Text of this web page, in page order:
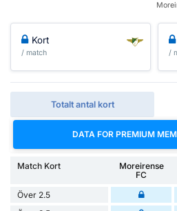
Kort
/ match /
Totalt antal kort
DATA FOR PREMIUM
Match Kort
Moreirense
FC
Över 2.5